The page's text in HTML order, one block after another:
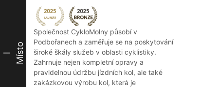
I Místo
Společnost CykloMolny působí v
Podbořanech a zaměřuje se na poskytování
široké škály služeb v oblasti cyklistiky.
Zahrnuje nejen kompletní opravy a
pravidelnou údržbu jízdních kol, ale také
zakázkovou výrobu kol, která je